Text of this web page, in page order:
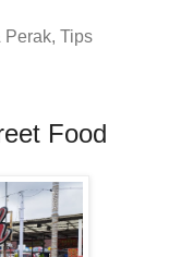
Perak, Tips
Food